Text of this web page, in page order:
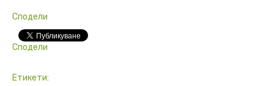
Сподели
Сподели
Етикети: